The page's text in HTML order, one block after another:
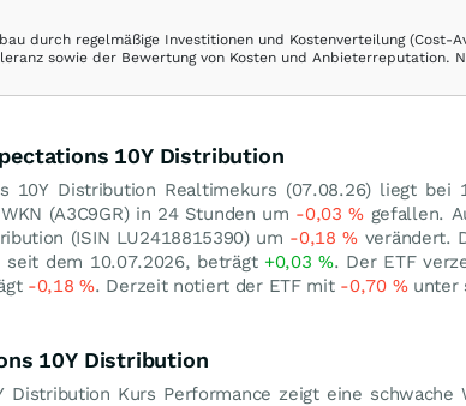
durch regelmäßige Investitionen und Kostenverteilung (Cost-
sowie der Bewertung von Kosten und Anbieterreputation.
10Y Distribution
10Y Distribution Realtimekurs (07.08.26) liegt bei
(A3C9GR) in 24 Stunden um -0,03% gefallen.
(ISIN LU2418815390) um -0,18% verändert.
seit dem 10.07.2026, beträgt +0,03%. Der ETF
-0,18%. Derzeit notiert der ETF mit -0,70 %unter
10Y Distribution
Distribution Kurs Performance zeigt eine